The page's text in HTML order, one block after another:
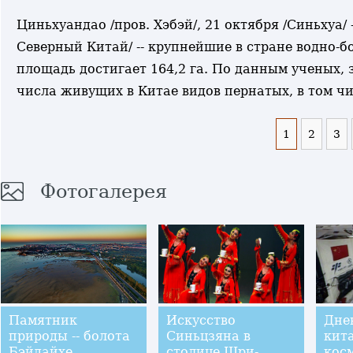
Циньхуандао /пров. Хэбэй/, 21 октября /
Северный Китай/ -- крупнейшие в стране водно-
площадь достигает 164,2 га. По данным ученых,
числа живущих в Китае видов пернатых, в том
1 2 3
Фотогалерея
Памятник
природы -- болота
Искусство
Синьцзяна в